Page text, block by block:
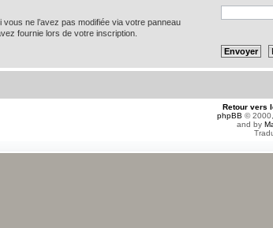
ne l’avez pas modifiée via votre panneau
fournie lors de votre inscription.
Retour vers
phpBB ©
and by